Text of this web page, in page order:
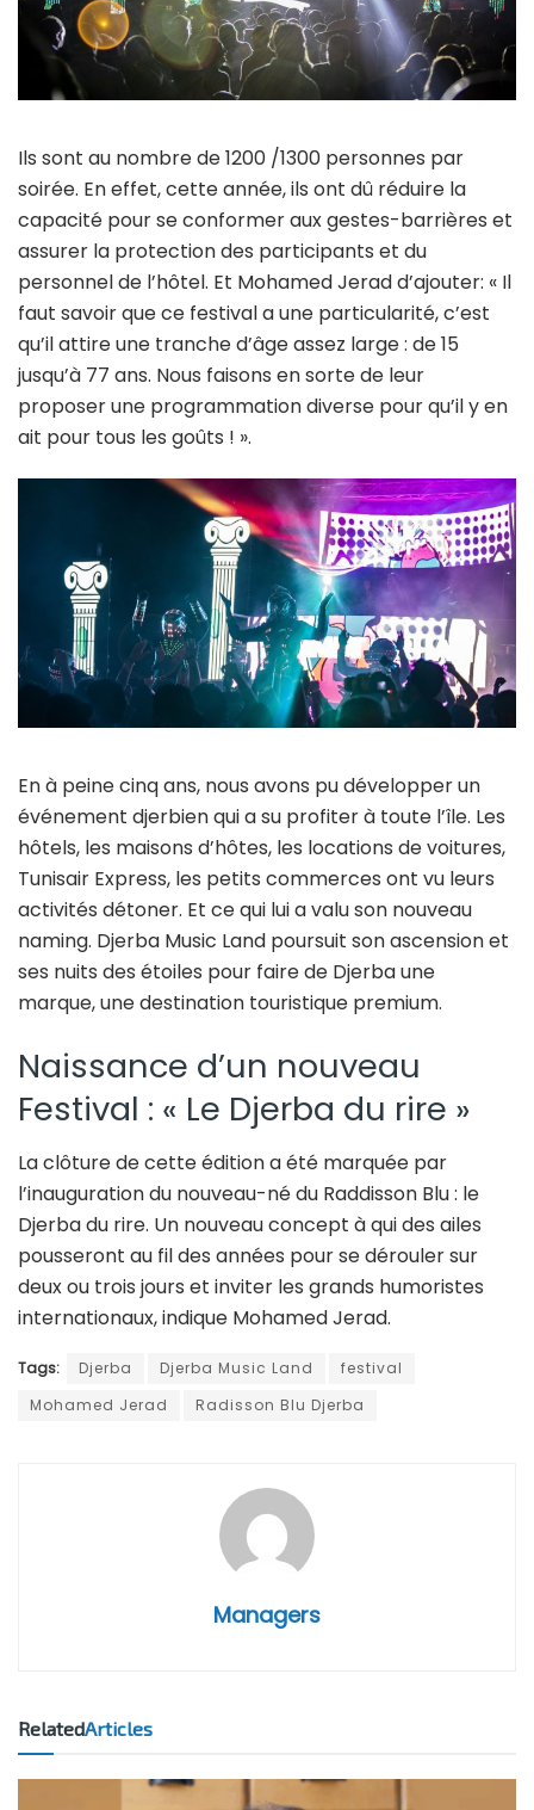
Ils sont au nombre de 1200 /1300 personnes par
soirée. En effet, cette année, ils ont dû réduire la
capacité pour se conformer aux gestes-barrières et
assurer la protection des participants et du
personnel de l’hôtel. Et Mohamed Jerad d’ajouter: « Il
faut savoir que ce festival a une particularité, c’est
qu’il attire une tranche d’âge assez large : de 15
jusqu’à 77 ans. Nous faisons en sorte de leur
proposer une programmation diverse pour qu’il y en
ait pour tous les goûts ! ».
En à peine cinq ans, nous avons pu développer un
événement djerbien qui a su profiter à toute l’île. Les
hôtels, les maisons d’hôtes, les locations de voitures,
Tunisair Express, les petits commerces ont vu leurs
activités détoner. Et ce qui lui a valu son nouveau
naming. Djerba Music Land poursuit son ascension et
ses nuits des étoiles pour faire de Djerba une
marque, une destination touristique premium.
Naissance d’un nouveau
Festival : « Le Djerba du rire »
La clôture de cette édition a été marquée par
l’inauguration du nouveau-né du Raddisson Blu : le
Djerba du rire. Un nouveau concept à qui des ailes
pousseront au fil des années pour se dérouler sur
deux ou trois jours et inviter les grands humoristes
internationaux, indique Mohamed Jerad.
Tags: Djerba Djerba Music Land
festival
Mohamed Jerad
Radisson Blu Djerba
Managers
RelatedArticles